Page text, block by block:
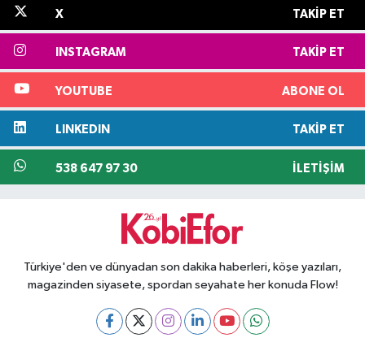
X TAKIP ET
INSTAGRAM TAKIP ET
YOUTUBE ABONE OL
LINKEDIN TAKIP ET
538 647 97 30 İLETIŞIM
Türkiye'den ve dünyadan son dakika haberleri, köşe yazıları,
magazinden siyasete, spordan seyahate her konuda Flow!